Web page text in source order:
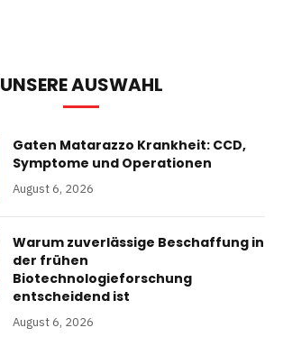
UNSERE AUSWAHL
Gaten Matarazzo Krankheit: CCD,
Symptome und Operationen
August 6, 2026
Warum zuverlässige Beschaffung in
der frühen
Biotechnologieforschung
entscheidend ist
August 6, 2026